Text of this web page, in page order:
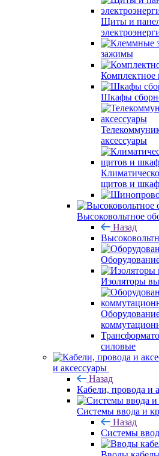
Щиты и
зажимы
Комплектное
Шкафы
аксессуары
щитов и
Высоковольтное
Назад
Изоляторы
силовые
и аксессуары
Назад
Кабели, провода и
Системы ввода и
Назад
Системы